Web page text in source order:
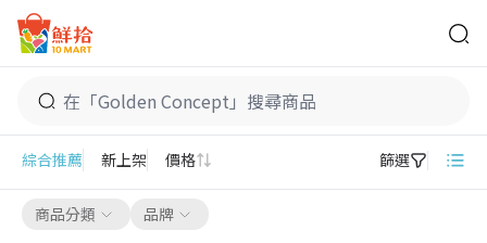
鮮拾
Golden Concept
綜合推薦 新上架 價格 篩選
商品分類 品牌